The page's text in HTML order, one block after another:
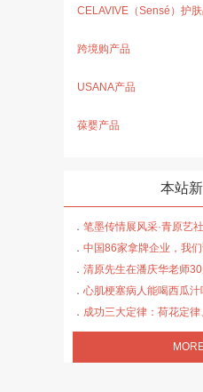
CELAVIVE（Sensé）护
跨境购产品
USANA产品
葆婴产品
本站
笔墨传情展风采·青原艺社师生积极
中国86家拿牌企业，我
清原先生在潘庆华老师30天的摄影学习
心肌梗塞病人能喝西瓜汁
成功三大定律：荷花定律、